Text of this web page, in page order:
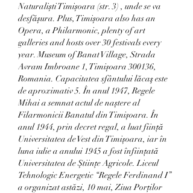
Naturaliști Timișoara (str. 3) , unde se va
desfășura. Plus, Timișoara also has an
Opera, a Philarmonic, plenty of art
galleries and hosts over 30 festivals every
year. Museum of Banat Village, Strada
Avram Imbroane 1, Timișoara 300136,
Romania. Capacitatea sfântului lăcaş este
de aproximativ 5. În anul 1947, Regele
Mihai a semnat actul de naștere al
Filarmonicii Banatul din Timișoara. În
anul 1944, prin decret regal, a luat ființă
Universitatea de Vest din Timișoara, iar în
luna iulie a anului 1945 a fost înființată
Universitatea de Științe Agricole. Liceul
Tehnologic Energetic “Regele Ferdinand I”
a organizat astăzi, 10 mai, Ziua Porților